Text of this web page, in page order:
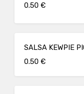
0.50 €
SALSA KEWPIE
0.50 €